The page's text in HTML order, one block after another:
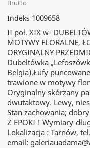
Brutto
Indeks 1009658
II poł. XIX w-
MOTYWY FLORALNE,
ORYGINALNY
Dubeltówka
Belgia).Łufy
trawione w motywy
Oryginalny skórzany
dwutaktowy. Lewy,
Stan zachowania;
Z EPOKI ! Wymiary-
Lokalizacja : Tarnów,
email: